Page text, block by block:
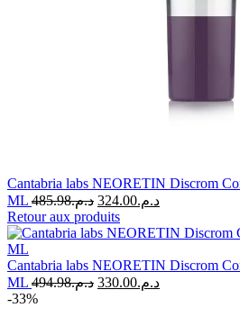
Cantabria labs NEORETIN Discrom
ML
د.م.485.98
Le
prix
initial
د.م.485.98.
د.م.324.00
Le
actuel
د.م.324.00.
Retour aux produits
Cantabria labs NEORETIN Discrom
ML
د.م.494.98
Le
د.م.330.00
Le
-33%